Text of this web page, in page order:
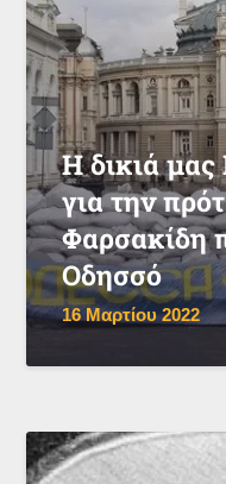
Η δικιά
για την
Φαρσακίδη
Οδησσό
16 Μαρτίου 2022